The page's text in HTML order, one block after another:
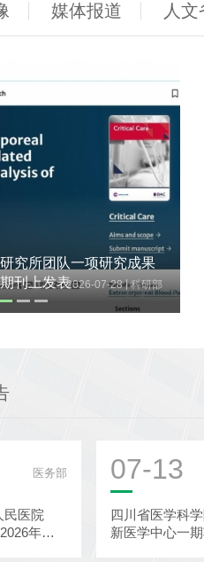
媒体报道 人文
《乳腺癌PIK3CA基因
2026-07-21 | 基因测序中心
医务部
民医院
年超
07-13
四川省医学科
新医学中心一